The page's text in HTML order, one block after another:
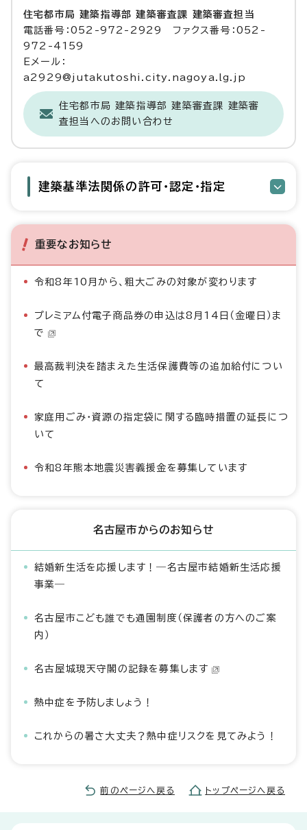
住宅都市局 建築指導部 建築審査課 建築審査担当
電話番号：052-972-2929 ファクス番号：052-
972-4159
Eメール：
a2929@jutakutoshi.city.nagoya.lg.jp
住宅都市局 建築指導部 建築審査課 建築審
査担当へのお問い合わせ
建築基準法関係の許可・認定・指定
重要なお知らせ
令和8年10月から、粗大ごみの対象が変わります
プレミアム付電子商品券の申込は8月14日（金曜日）ま
で
最高裁判決を踏まえた生活保護費等の追加給付につい
て
家庭用ごみ・資源の指定袋に関する臨時措置の延長につ
いて
令和8年熊本地震災害義援金を募集しています
名古屋市からのお知らせ
結婚新生活を応援します！―名古屋市結婚新生活応援
事業―
名古屋市こども誰でも通園制度（保護者の方へのご案
内）
名古屋城現天守閣の記録を募集します
熱中症を予防しましょう！
これからの暑さ大丈夫？熱中症リスクを見てみよう！
前のページへ戻る トップページへ戻る